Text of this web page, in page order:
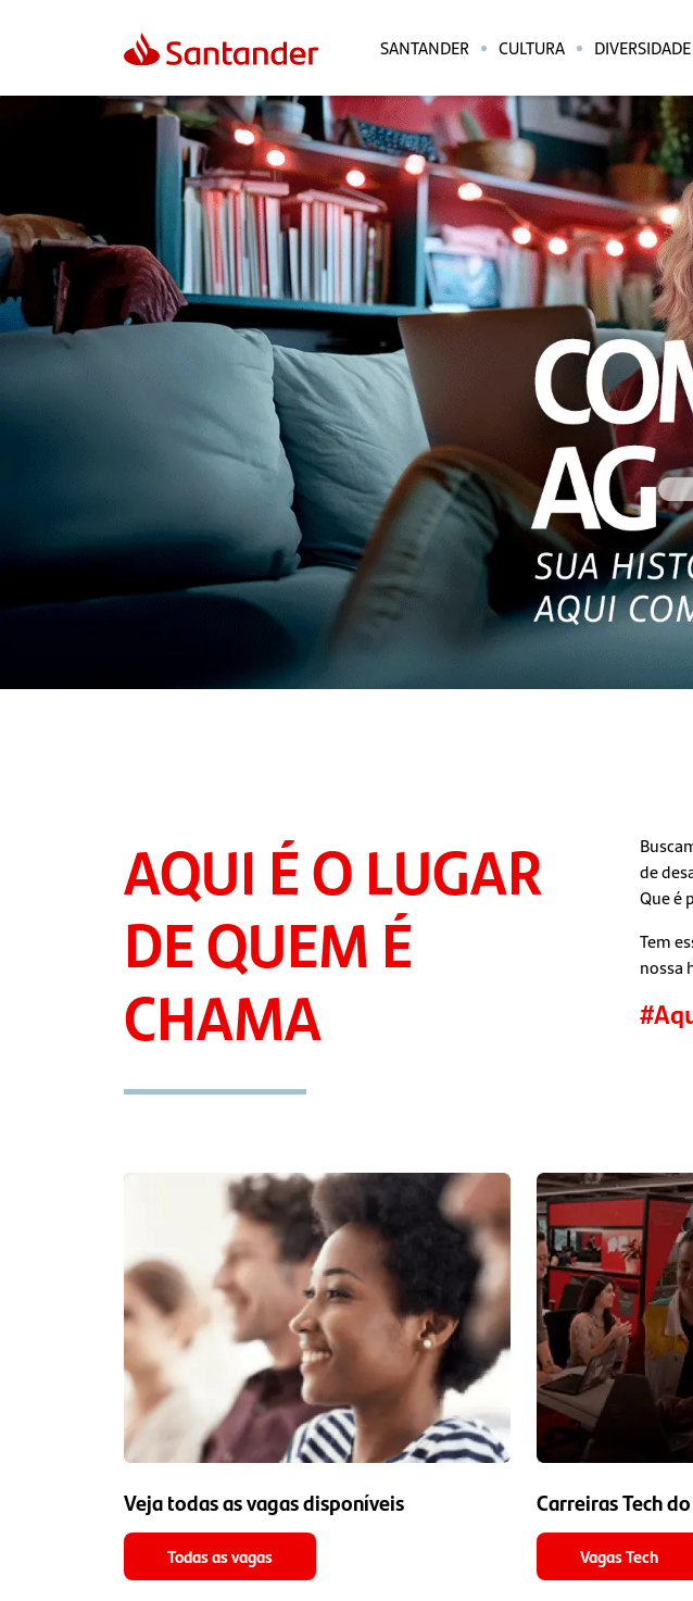
SANTANDER CULTURA DIVERSIDADE
AQUI É O LUGAR
DE QUEM É
CHAMA
de
Que é
Tem
nossa
#
Veja todas as vagas disponíveis
Todas as vagas
Carreiras Tech
Vagas Tech